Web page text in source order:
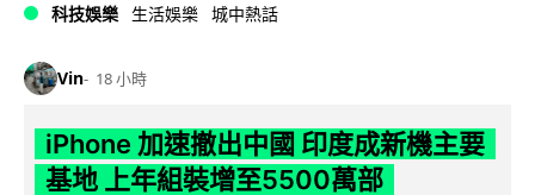
科技娛樂 生活娛樂 城中熱話
Vin 18 小時
iPhone 加速撤出中國 印度成新機主要
基地 上年組裝增至5500萬部